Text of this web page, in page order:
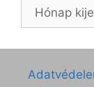
Archívum